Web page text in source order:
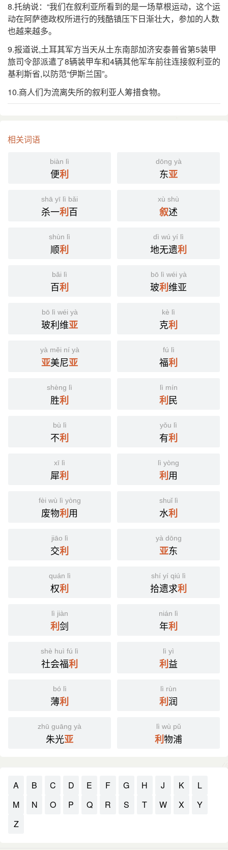
8.托纳说：“我们在叙利亚所看到的是一场草根运动，这个运
动在阿萨德政权所进行的残酷镇压下日渐壮大，参加的人数
也越来越多。
9.报道说,土耳其军方当天从土东南部加济安泰普省第5装甲
旅司令部派遣了8辆装甲车和4辆其他军车前往连接叙利亚的
基利斯省,以防范“伊斯兰国”。
10.商人们为流离失所的叙利亚人筹措食物。
相关词语
biàn lì
便利
dōng yà
东亚
shā yī lì bǎi
杀一利百
xù shù
叙述
shùn lì
顺利
dì wú yí lì
地无遗利
bǎi lì
百利
bō lì wéi yà
玻利维亚
bō lì wéi yà
玻利维亚
kè lì
克利
yà měi ní yà
亚美尼亚
fú lì
福利
shèng lì
胜利
lì mín
利民
bù lì
不利
yǒu lì
有利
xī lì
犀利
lì yòng
利用
fèi wù lì yòng
废物利用
shuǐ lì
水利
jiāo lì
交利
yà dōng
亚东
quán lì
权利
shí yí qiú lì
拾遗求利
lì jiàn
利剑
nián lì
年利
shè huì fú lì
社会福利
lì yì
利益
bó lì
薄利
lì rùn
利润
zhū guāng yà
朱光亚
lì wù pǔ
利物浦
A B C D E F G H J K
L
M
N O P Q R S T W X
Y
Z